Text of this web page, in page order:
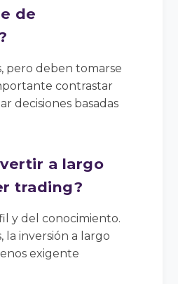
de
pero deben tomarse
contrastar
decisiones basadas
a largo
trading?
y del conocimiento.
la inversión a largo
exigente